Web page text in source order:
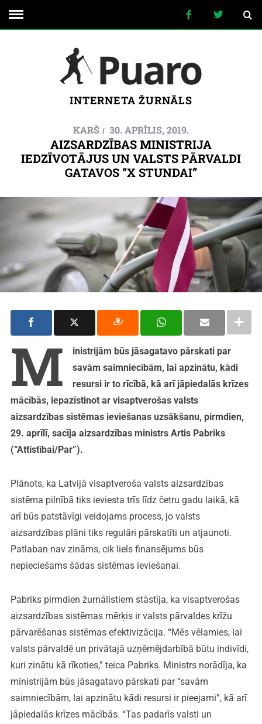
INTERNETA ŽURNĀLS
KARŠ 30. APRĪLIS, 2019.
AIZSARDZĪBAS MINISTRIJA
IEDZĪVOTĀJUS UN VALSTS PĀRVALDI
GATAVOS “X STUNDAI”
M
inistrijām būs jāsagatavo pārskati par
savām saimniecībām, lai apzinātu, kādi
resursi ir to rīcībā, kā arī jāpiedalās krīzes
mācībās, iepazīstinot ar visaptverošas valsts
aizsardzības sistēmas ieviešanas uzsākšanu, pirmdien,
29. aprīlī, sacīja aizsardzības ministrs Artis Pabriks
(“Attīstībai/Par”).
Plānots, ka Latvijā visaptveroša valsts aizsardzības
sistēma pilnībā tiks ieviesta trīs līdz četru gadu laikā, kā
arī būs patstāvīgi veidojams process, jo valsts
aizsardzības plāni tiks regulāri pārskatīti un atjaunoti.
Patlaban nav zināms, cik liels finansējums būs
nepieciešams šādas sistēmas ieviešanai.
Pabriks pirmdien žurnālistiem stāstīja, ka visaptverošas
aizsardzības sistēmas mērķis ir valsts pārvaldes krīžu
pārvarēšanas sistēmas efektivizācija. “Mēs vēlamies, lai
valsts pārvaldē un privātajā uzņēmējdarbībā būtu indivīdi,
kuri zinātu kā rīkoties,” teica Pabriks. Ministrs norādīja, ka
ministrijām būs jāsagatavo pārskati par “savām
saimniecībām, lai apzinātu kādi resursi ir pieejami”, kā arī
jāpiedalās krīzes mācībās. “Tas padarīs valsti un